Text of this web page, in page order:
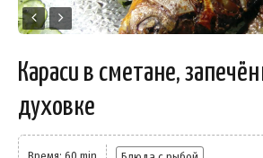
Караси в сметане,
духовке